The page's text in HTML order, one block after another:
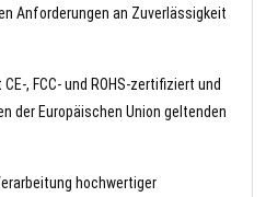
Anforderungen an Zuverlässigkeit
, FCC- und ROHS-zertifiziert und
der Europäischen Union geltenden
hochwertiger